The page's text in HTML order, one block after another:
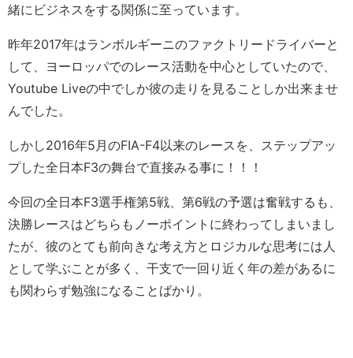
緒にビジネスをする関係に至っています。
昨年2017年はランボルギーニのファクトリードライバーと
して、ヨーロッパでのレース活動を中心としていたので、
Youtube Liveの中でしか彼の走りを見ることしか出来ませ
んでした。
しかし2016年5月のFIA-F4以来のレースを、ステップアッ
プした全日本F3の舞台で直接みる事に！！！
今回の全日本F3選手権第5戦、第6戦の予選は奮戦するも、
決勝レースはどちらもノーポイントに終わってしまいまし
たが、彼のとても前向きな考え方とロジカルな思考には人
として学ぶことが多く、干支で一回り近く年の差があるに
も関わらず勉強になることばかり。